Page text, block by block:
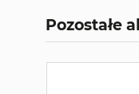
Pozostałe